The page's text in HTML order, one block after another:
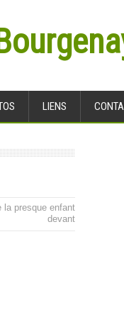
LIENS
la presque enfant
devant